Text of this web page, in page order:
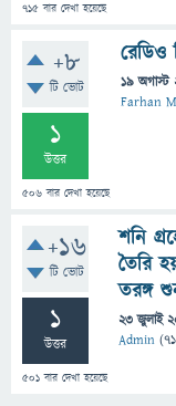
715 বার দেখা হয়েছে
+8
টি ভোট
1
উত্তর
506 বার দেখা হয়েছে
রেডিও
19 অগাস্ট
Farhan
+16
টি ভোট
1
উত্তর
501 বার দেখা হয়েছে
শনি
তৈরি
তরঙ্গ
23 জুলাই
Admin (